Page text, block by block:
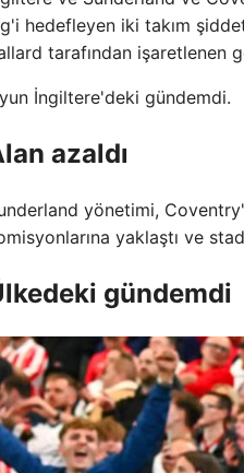
hedefleyen iki takım
tarafından işaretlenen
İngiltere'deki gündemdi.
azaldı
yönetimi,
yaklaştı ve
gündemdi